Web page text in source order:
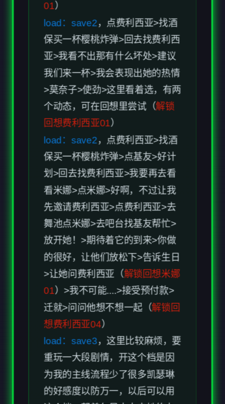
01）
load：save2，点费利西亚>找酒
保买一杯樱桃炸弹>回去找费利西
亚>我看不出那有什么坏处>建议
我们来一杯>我会表现出她的热情
>莫奈子>使劲>这里看着选，有两
个动态，可在回想里尝试（解锁
回想费利西亚01）
load：save2，点费利西亚>找酒
保买一杯樱桃炸弹>点基友>好计
划>回去找费利西亚>我要再去看
看米娜>点米娜>好啊，不过让我
先邀请费利西亚>点费利西亚>去
舞池点米娜>去吧台找基友帮忙>
放开她！>期待着它的到来>你做
的很好，让他们放松下>告诉生日
>让她问费利西亚（解锁回想米娜
01）>我不可能....>接受预付款>
迁就>问问他想不想一起（解锁回
想费利西亚04）
load：save3 ，这里比较麻烦，要
重玩一大段剧情，开这个档是因
为我的主线流程少了很多凯瑟琳